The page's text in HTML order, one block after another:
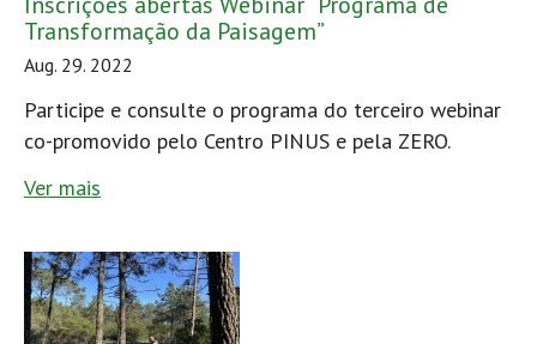
Transformação da Paisagem”
Aug. 29. 2022
Participe e consulte o programa do terceiro webinar
co-promovido pelo Centro PINUS e pela ZERO.
Ver mais